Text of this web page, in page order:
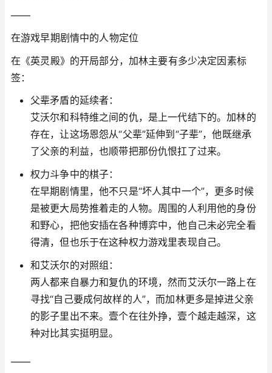
——
在游戏早期剧情中的人物定位
在《英灵殿》的开局部分，加林主要有多少决定因素标
签：
父辈矛盾的延续者：
艾沃尔和科特维之间的仇，是上一代结下的。加林的
存在，让这场恩怨从“父辈”延伸到“子辈”，他既继承
了父亲的利益，也顺带把那份仇恨扛了过来。
权力斗争中的棋子：
在早期剧情里，他不只是“坏人其中一个”，更多时候
是被更大局势推着走的人物。周围的人利用他的身份
和野心，把他安插在各种博弈中，他自己未必完全看
得清，但也乐于在这种权力游戏里表现自己。
和艾沃尔的对照组：
两人都来自暴力和复仇的环境，然而艾沃尔一路上在
寻找“自己要成何故样的人”，而加林更多是掉进父亲
的影子里出不来。壹个在往外挣，壹个越走越深，这
种对比其实挺明显。
——